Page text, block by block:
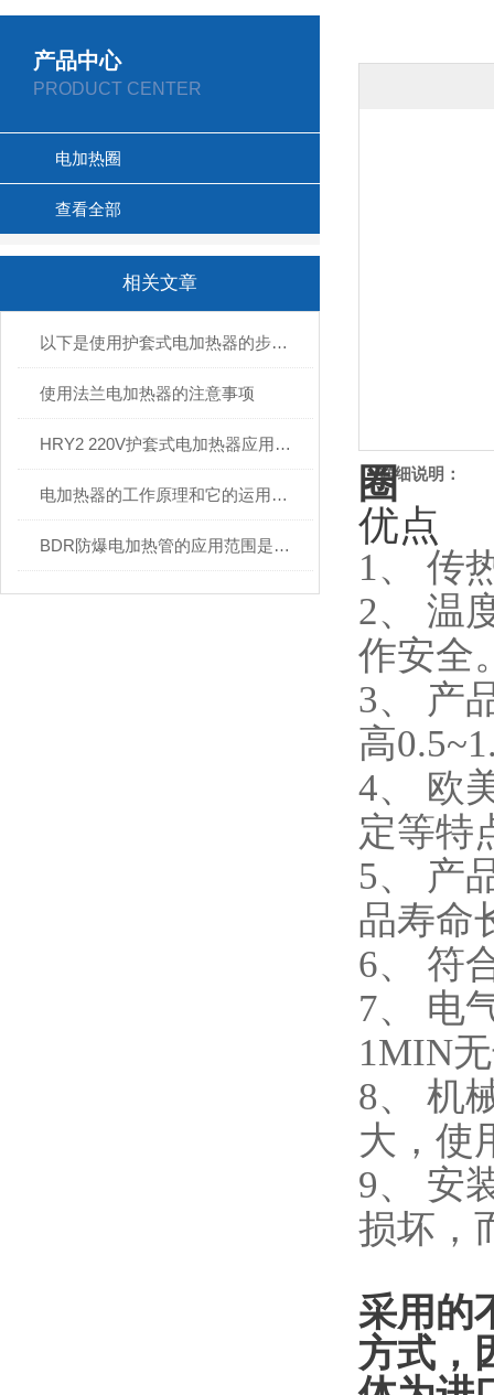
产品中心
PRODUCT CENTER
电加热圈
查看全部
相关文章
以下是使用护套式电加热器的步骤和注意事项
使用法兰电加热器的注意事项
HRY2 220V护套式电加热器应用解读
电加热器的工作原理和它的运用范围
BDR防爆电加热管的应用范围是尤为广泛的
详细说明：
圈
优点
1、 传
2、 温
作安全
3、 产
高
4、 欧
定等特
5、 产
品寿命
6、 符
7、 电
1MIN
8、 机
大，
9、 安
损坏，
采用的
方式，